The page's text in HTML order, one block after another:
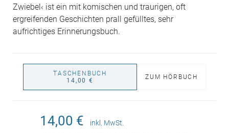
Zwiebel‹ ist ein mit komischen und traurigen, oft
ergreifenden Geschichten prall gefülltes, sehr
aufrichtiges Erinnerungsbuch.
TASCHENBUCH
14,00 €
ZUM HÖRBUCH
14,00 € inkl. MwSt.